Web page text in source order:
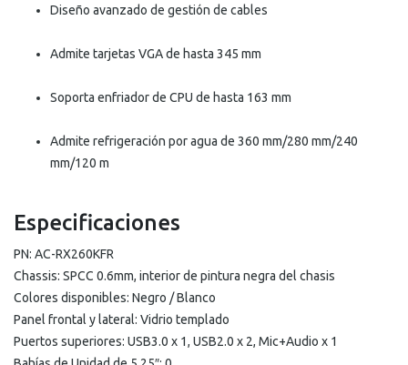
Diseño avanzado de gestión de cables
Admite tarjetas VGA de hasta 345 mm
Soporta enfriador de CPU de hasta 163 mm
Admite refrigeración por agua de 360 ​​mm/280 mm/240
mm/120 m
Especificaciones
PN: AC-RX260KFR
Chassis: SPCC 0.6mm, interior de pintura negra del chasis
Colores disponibles: Negro / Blanco
Panel frontal y lateral: Vidrio templado
Puertos superiores: USB3.0 x 1, USB2.0 x 2, Mic+Audio x 1